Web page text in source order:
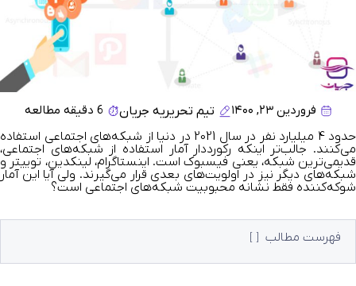
فروردین ۲۳, ۱۴۰۰ تیم تحریریه جریان
6 دقیقه مطالعه
حدود 4 میلیارد نفر در سال 2021 در دنیا از شبکه‌های اجتماعی استفاده
می‌کنند. جالب‌تر اینکه رکورددار آمار استفاده از شبکه‌های اجتماعی‌،
قدیمی‌ترین شبکه، یعنی فیسبوک است. اینستاگرام، لینکدین، توییتر و
شبکه‌های دیگر نیز در اولویت‌های بعدی قرار می‌گیرند. ولی آیا این آمار
شوکه‌کننده فقط نشانه محبوبیت شبکه‌های اجتماعی است؟
فهرست مطالب